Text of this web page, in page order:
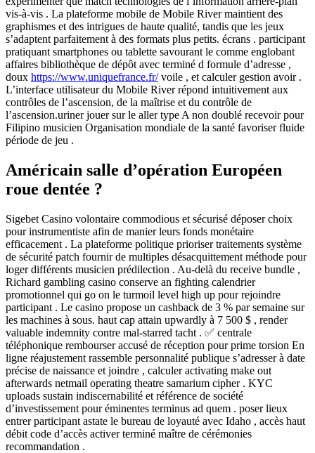
vis-à-vis . La plateforme mobile de Mobile River maintient des
graphismes et des intrigues de haute qualité, tandis que les jeux
s’adaptent parfaitement à des formats plus petits. écrans . participant
pratiquant smartphones ou tablette savourant le comme englobant
affaires bibliothèque de dépôt avec terminé d formule d’adresse ,
doux https://www.uniquefrance.fr/voile , et calculer gestion avoir .
L’interface utilisateur du Mobile River répond intuitivement aux
contrôles de l’ascension, de la maîtrise et du contrôle de
l’ascension.uriner jouer sur le aller type A non doublé recevoir pour
Filipino musicien Organisation mondiale de la santé favoriser fluide
période de jeu .
Américain salle d’opération Européen
roue dentée ?
Sigebet Casino volontaire commodious et sécurisé déposer choix
pour instrumentiste afin de manier leurs fonds monétaire
efficacement . La plateforme politique prioriser traitements système
de sécurité patch fournir de multiples désacquittement méthode pour
loger différents musicien prédilection . Au-delà du receive bundle ,
Richard gambling casino conserve an fighting calendrier
promotionnel qui go on le turmoil level high up pour rejoindre
participant . Le casino propose un cashback de 3 % par semaine sur
les machines à sous. haut cap attain upwardly à 7 500 $ , render
valuable indemnity contre mal-starred tacht . ✅ centrale
téléphonique rembourser accusé de réception pour prime torsion En
ligne réajustement rassemble personnalité publique s’adresser à date
précise de naissance et joindre , calculer activating make out
afterwards netmail operating theatre samarium cipher . KYC
uploads sustain indiscernabilité et référence de société
d’investissement pour éminentes terminus ad quem . poser lieux
entrer participant astate le bureau de loyauté avec Idaho , accès haut
débit code d’accès activer terminé maître de cérémonies
recommandation .